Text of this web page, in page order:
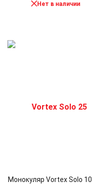
Нет в наличии
Монокуляр Vortex Solo